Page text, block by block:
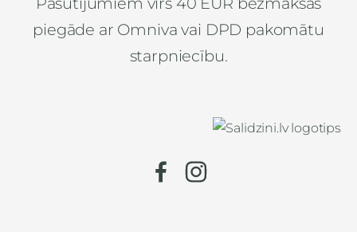
piegāde ar Omniva vai DPD pakomātu
starpniecību.